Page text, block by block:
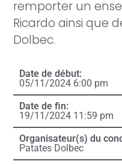
remporter un
Ricardo ainsi que
Dolbec.
Date de début:
05/11/2024 6:00 pm
Date de fin:
19/11/2024 11:59 pm
Organisateur(s) du
Patates Dolbec